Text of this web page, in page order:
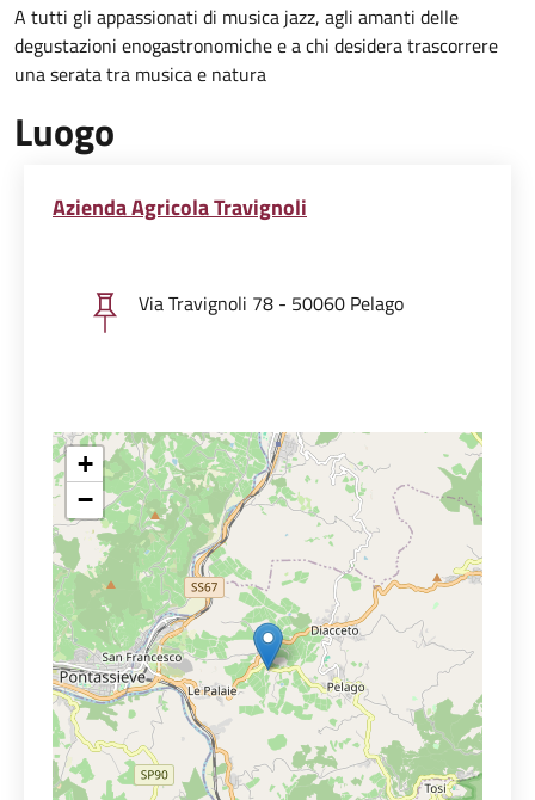
A tutti gli appassionati di musica jazz, agli amanti delle
degustazioni enogastronomiche e a chi desidera trascorrere
una serata tra musica e natura
Luogo
Azienda Agricola Travignoli
Via Travignoli 78 - 50060 Pelago
+
−